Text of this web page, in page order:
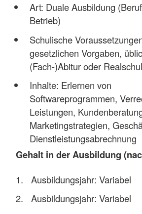
Art: Duale Ausbildung
Betrieb)
Schulische
gesetzlichen Vorgaben,
(Fach-)Abitur oder
Inhalte: Erlernen von
Softwareprogrammen,
Leistungen,
Marketingstrategien,
Dienstleistungsabrechnung
Gehalt in der Ausbildung
Ausbildungsjahr: Variabel
Ausbildungsjahr: Variabel